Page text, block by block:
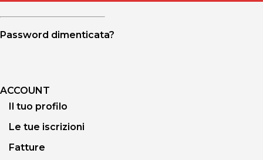
Password dimenticata?
ACCOUNT
Il tuo profilo
Le tue iscrizioni
Fatture